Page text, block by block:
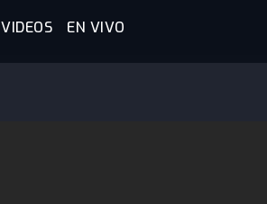
VIDEOS EN VIVO